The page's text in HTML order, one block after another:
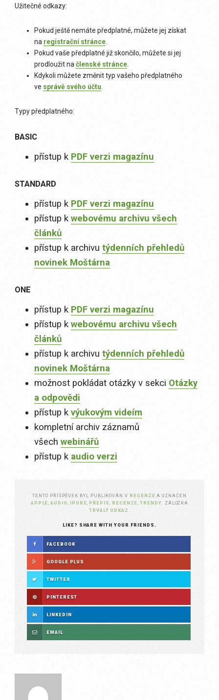
Užitečné odkazy:
Pokud ještě nemáte předplatné, můžete jej získat
na registrační stránce
Pokud vaše předplatné již skončilo, můžete si jej
prodloužit na členské stránce
Kdykoli můžete změnit typ vašeho předplatného
ve správě svého účtu
Typy předplatného:
BASIC
přístup k PDF verzi magazínu
STANDARD
přístup k PDF verzi magazínu
přístup k webovému archivu všech
článků
přístup k archivu týdenních přehledů
novinek Moštárna
ONE
přístup k PDF verzi magazínu
přístup k webovému archivu všech
článků
přístup k archivu týdenních přehledů
novinek Moštárna
možnost pokládat otázky v sekci Otázky
a odpovědi
přístup k výukovým videím
kompletní archiv záznamů
všech webinářů
přístup k audio verzi
TENTO PŘÍSPĚVEK BYL PUBLIKOVÁN V RECENZE A OZNAČEN
APPLE ,AUDIO IPURE PŘEPIS RECENZE ,TRENDY . ZÁLOŽKA
TRVALÝ ODKAZ
LIKE? SHARE WITH YOUR FRIENDS.
FACEBOOK
GOOGLE PLUS
TWITTER
PINTEREST
LINKEDIN
EMAIL